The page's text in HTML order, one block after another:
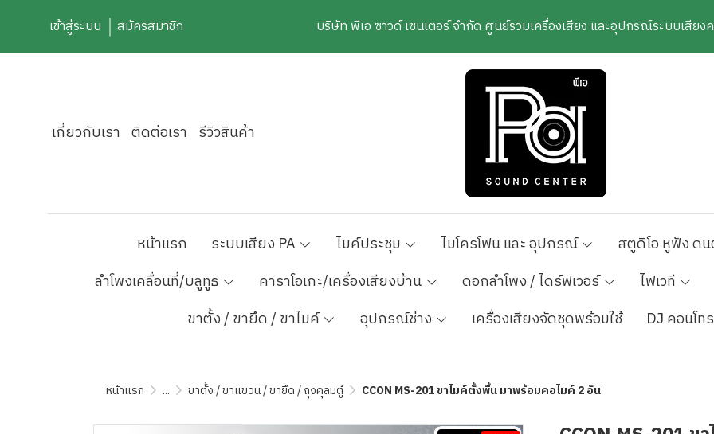
เข้าสู่ระบบ สมัครสมาชิก บริษัท พีเอ ซาวด์ เซนเตอร์ จำกัด ศูนย์รวมเครื่องเสียง และอุปกรณ์ระบบเสียง
เกี่ยวกับเรา ติดต่อเรา รีวิวสินค้า
หน้าแรก ระบบเสียง PA ไมค์ประชุม ไมโครโฟน และ อุปกรณ์ สตูดิโอ หูฟัง ด
ลำโพงเคลื่อนที่/บลูทูธ
คาราโอเกะ/เครื่องเสียงบ้าน ดอกลำโพง / ไดร์ฟเวอร์ ไฟเวที
ขาตั้ง / ขายึด / ขาไมค์
อุปกรณ์ช่าง เครื่องเสียงจัดชุดพร้อมใช้ DJ คอนโท
หน้าแรก ... ขาตั้ง / ขาแขวน / ขายึด / ถุงคุลมตู้ CCON MS-201 ขาไมค์ตั้งพื้น มาพร้อมคอไมค์ 2 อัน